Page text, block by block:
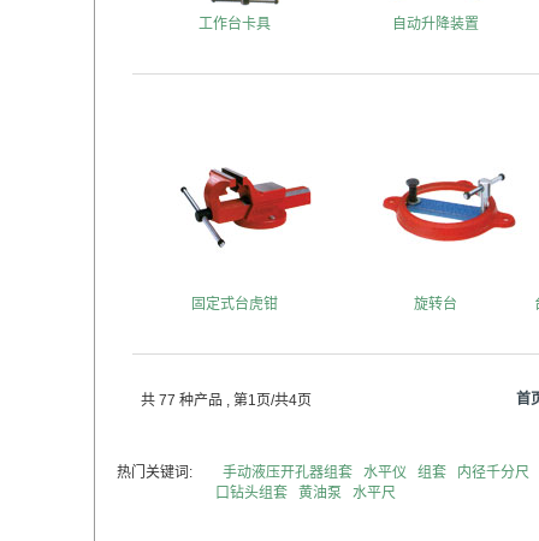
工作台卡具 自动升降装置
固定式台虎钳 旋转台
共 77 种产品 , 第1页/共4页 首
热门关键词: 手动液压开孔器组套 水平仪 组套
内径千分尺
口钻头组套
黄油泵 水平尺